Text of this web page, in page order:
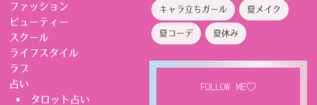
ファッション
ビューティー
スクール
ライフスタイル
ラブ
占い
タロット占い
キャラ立ちガール 夏メイク
夏コーデ 夏休み
FOLLOW ME♡